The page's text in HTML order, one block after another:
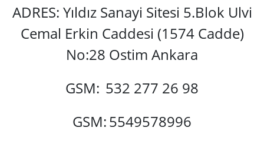
ADRES: Yıldız Sanayi Sitesi 5.Blok Ulvi
Cemal Erkin Caddesi (1574 Cadde)
No:28 Ostim Ankara
GSM: 532 277 26 98
GSM:5549578996